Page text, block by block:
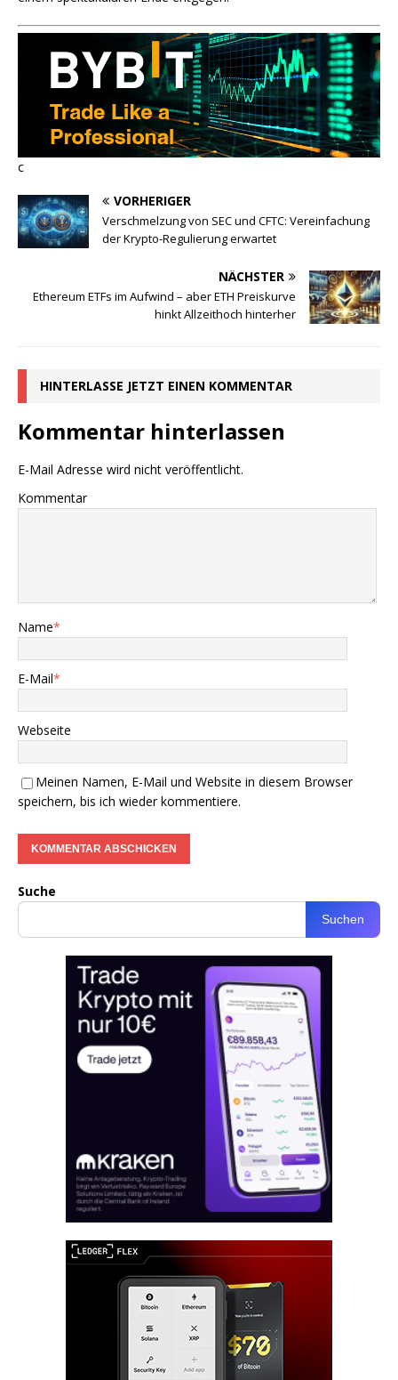
c
VORHERIGER
Verschmelzung von SEC und CFTC: Vereinfachung
der Krypto-Regulierung erwartet
NÄCHSTER
Ethereum ETFs im Aufwind – aber ETH Preiskurve
hinkt Allzeithoch hinterher
HINTERLASSE JETZT EINEN KOMMENTAR
Kommentar hinterlassen
E-Mail Adresse wird nicht veröffentlicht.
Kommentar
Name*
E-Mail*
Webseite
Meinen Namen, E-Mail und Website in diesem Browser
speichern, bis ich wieder kommentiere.
Suche
Suchen